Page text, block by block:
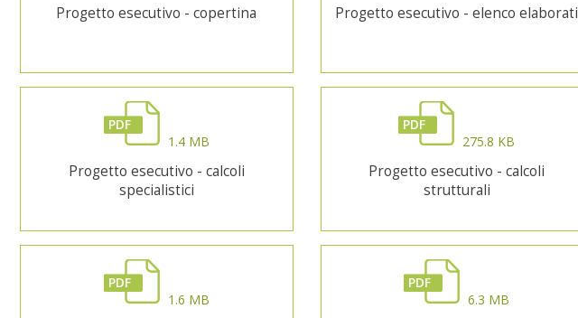
Progetto esecutivo - copertina Progetto esecutivo - elenco elaborati
PDF
1.4 MB
Progetto esecutivo - calcoli
specialistici
PDF
275.8 KB
Progetto esecutivo - calcoli
strutturali
PDF
1.6 MB
PDF
6.3 MB